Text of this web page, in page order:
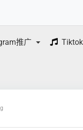
推广